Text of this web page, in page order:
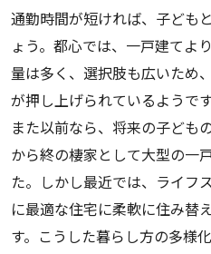
通勤時間が短ければ、子ども
ょう。都心では、一戸建てよ
量は多く、選択肢も広いため
が押し上げられているようです
また以前なら、将来の子ども
から終の棲家として大型の一
た。しかし最近では、ライフ
に最適な住宅に柔軟に住み替
す。こうした暮らし方の多様